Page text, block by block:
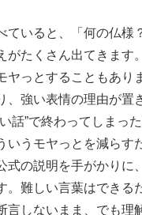
ていると、「何の仏様
がたくさん出てきます
ヤっとすることもあり
、強い表情の理由が置
話”で終わってしまった
いうモヤっとを減らす
式の説明を手がかりに
。難しい言葉はできる
言しないまま、でも理